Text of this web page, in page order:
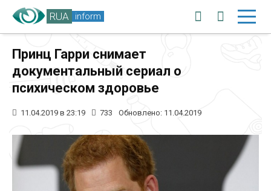
RUA inform
Принц Гарри снимает
документальный сериал о
психическом здоровье
11.04.2019 в 23:19 733 Обновлено: 11.04.2019